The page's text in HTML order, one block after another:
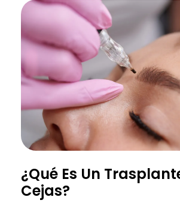
¿Qué Es Un
Cejas?